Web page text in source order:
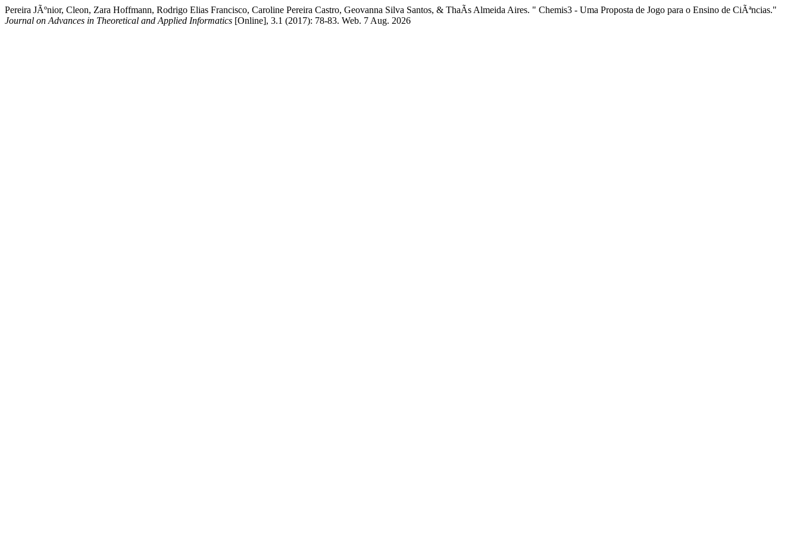
Pereira JÃºnior, Cleon, Zara Hoffmann, Rodrigo Elias Francisco, Caroline Pereira Castro, Geovanna Silva Santos, & ThaÃ­s Almeida Aires. " Chemis3 - Uma Proposta de Jogo para o Ensino de CiÃªncias."
Journal on Advances in Theoretical and Applied Informatics [Online], 3.1 (2017): 78-83. Web. 7 Aug. 2026